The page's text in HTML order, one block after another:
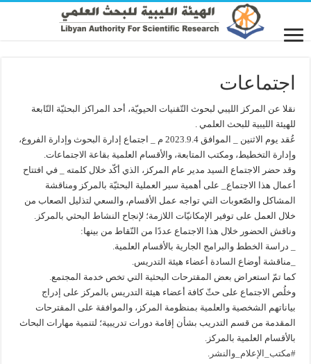
اجتماعات
نقلا عن المركز الليبي لبحوث التّقنيات الحيويّة، أحد المراكز البحثيّة التّابعة
للهيئة الليبية للبحث العلمي .
عُقد يوم الاثنين _ الموافق 2023.9.4 م _ اجتماع إدارة البحوث وإدارة الفروع،
وإدارة التخطيط، ومكتب المتابعة، والأقسام العلمية بقاعة الاجتماعات.
وقد حضر الاجتماع السيد مدير عام المركز، الذي أكّد خلال كلمته _ في افتتاح
أعمال هذا الاجتماع_ على أهمية سير العملية البحثيّة بالمركز ومناقشة
المشاكل والصّعوبات التي تواجه عمل الأقسام، والسعي لتذليل الصعاب من
خلال العمل على توفير الإمكانيّات اللازمة؛ لإنجاح النشاط البحثي بالمركز.
وناقش الحضور خلال هذا الاجتماع عددًا من النّقاط من بينها:
_ دراسة الخطط والبرامج الجارية بالأقسام العلمية.
_مناقشة أوضاع السادة أعضاء هيئة التدريس.
كما تمّ استعراض بعض المقترحات البحثية التي تخص خدمة المجتمع.
وخلُص الاجتماع على حثّ كافة أعضاء هيئة التدريس بالمركز على إدراج
بياناتهم الشخصية والعلمية بمنظومة المركز، والموافقة على المقترحات
المقدمة من قسم التدريب بشأن إقامة دورات تدريبية؛ لتنمية مهارات البحاث
بالأقسام العلمية بالمركز.
#مكتب_الإعلام_والنشر.